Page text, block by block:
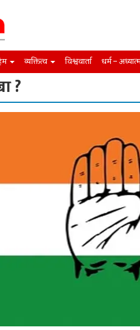
व्यक्तित्व विश्ववार्ता धर्म –
?